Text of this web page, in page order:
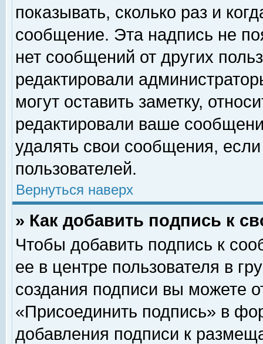
показывать, сколько раз и
сообщение. Эта надпись не
нет сообщений от других
редактировали
могут оставить заметку,
редактировали ваше
удалять свои сообщения,
пользователей.
Вернуться наверх
» Как добавить подпись к
Чтобы добавить подпись к
ее в центре пользователя в
создания подписи вы можете
«Присоединить подпись» в
добавления подписи к